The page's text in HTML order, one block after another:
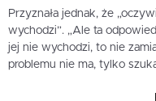
Przyznała jednak, że
wychodzi”. „Ale ta
jej nie wychodzi, to nie
problemu nie ma, tylko